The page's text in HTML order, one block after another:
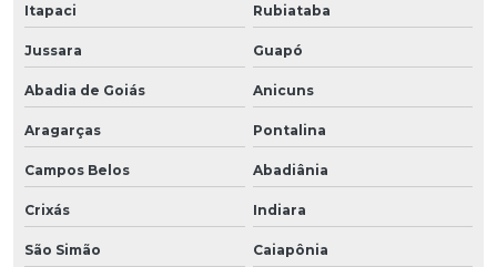
Itapaci Rubiataba
Jussara Guapó
Abadia de Goiás Anicuns
Aragarças Pontalina
Campos Belos Abadiânia
Crixás Indiara
São Simão Caiapônia